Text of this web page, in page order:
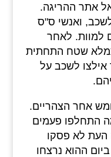
אתר ההריגה.
ואנשי ס"ס
למוות. לאחר
שטח התחתית
לשכב על
אחר הצהריים.
התחלפו פעמים
העת לא פסקו
ההוא נרצחו